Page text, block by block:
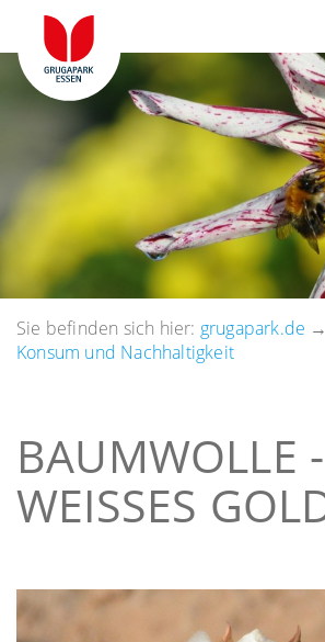
Sie befinden sich hier: grugapark.de →
Konsum und Nachhaltigkeit
BAUMWOLLE -
WEISSES GOLD